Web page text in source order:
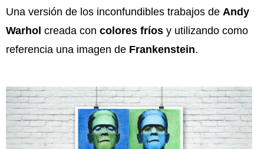
Una versión de los inconfundibles trabajos de Andy
Warhol creada con colores fríos y utilizando como
referencia una imagen de Frankenstein.